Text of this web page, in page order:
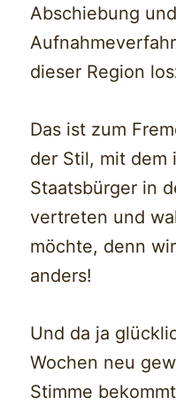
Abschiebung
dieser Region
Das ist zum
der Stil, mit dem
Staatsbürger in
vertreten und
möchte, denn
anders!
Und da ja
Wochen neu
Stimme